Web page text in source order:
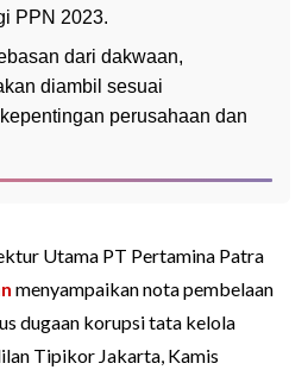
PPN 2023.
dari dakwaan,
diambil sesuai
perusahaan dan
Utama PT Pertamina Patra
menyampaikan nota pembelaan
dugaan korupsi tata kelola
Tipikor Jakarta, Kamis